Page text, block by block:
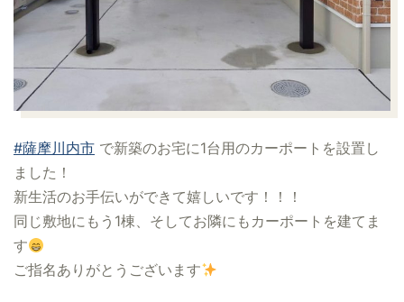
#薩摩川内市 で新築のお宅に1台用のカーポートを設置し
ました！
新生活のお手伝いができて嬉しいです！！！
同じ敷地にもう1棟、そしてお隣にもカーポートを建てま
す
ご指名ありがとうございます